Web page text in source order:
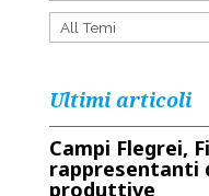
Ultimi articoli
Campi Flegrei,
rappresentanti
produttive